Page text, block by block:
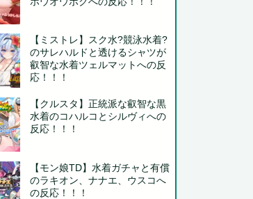
【ミストレ】スク水?競泳水着?
のサレハルドと透けるシャツが
叡智な水着ツェルマットへの反
応！！！
【クルスタ】正統派な叡智な黒
水着のコハルコとシルヴィへの
反応！！！
【モン娘TD】水着ガチャと有償
のラキオン、ナナエ、ウスコへ
の反応！！！